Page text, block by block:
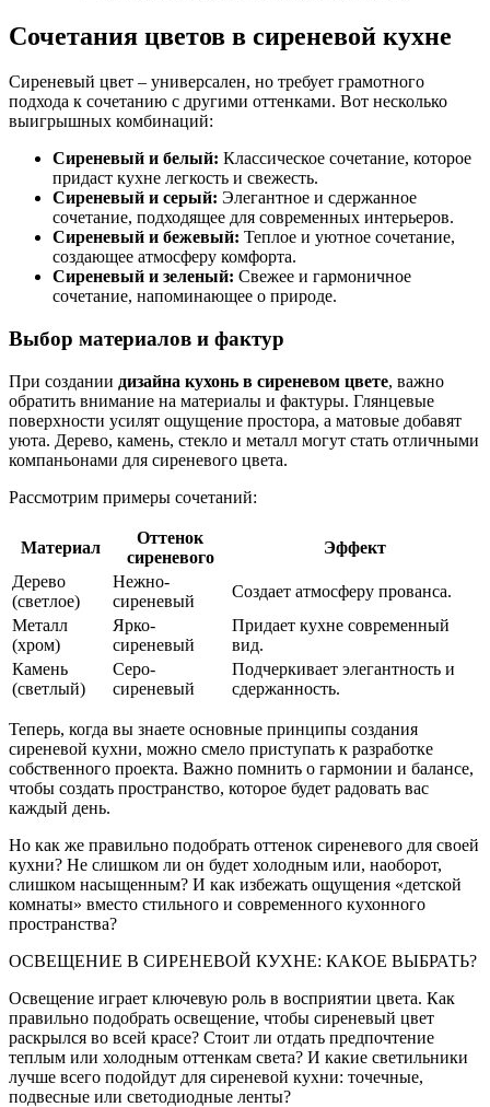
Сочетания цветов в сиреневой кухне
Сиреневый цвет – универсален, но требует грамотного
подхода к сочетанию с другими оттенками. Вот несколько
выигрышных комбинаций:
Сиреневый и белый: Классическое сочетание, которое
придаст кухне легкость и свежесть.
Сиреневый и серый: Элегантное и сдержанное
сочетание, подходящее для современных интерьеров.
Сиреневый и бежевый: Теплое и уютное сочетание,
создающее атмосферу комфорта.
Сиреневый и зеленый: Свежее и гармоничное
сочетание, напоминающее о природе.
Выбор материалов и фактур
При создании дизайна кухонь в сиреневом цвете, важно
обратить внимание на материалы и фактуры. Глянцевые
поверхности усилят ощущение простора, а матовые добавят
уюта. Дерево, камень, стекло и металл могут стать отличными
компаньонами для сиреневого цвета.
Рассмотрим примеры сочетаний:
Материал
Оттенок
сиреневого
Эффект
Дерево
(светлое)
Нежно-
сиреневый
Создает атмосферу прованса.
Металл
(хром)
Ярко-
сиреневый
Придает кухне современный
вид.
Камень
(светлый)
Серо-
сиреневый
Подчеркивает элегантность и
сдержанность.
Теперь, когда вы знаете основные принципы создания
сиреневой кухни, можно смело приступать к разработке
собственного проекта. Важно помнить о гармонии и балансе,
чтобы создать пространство, которое будет радовать вас
каждый день.
Но как же правильно подобрать оттенок сиреневого для своей
кухни? Не слишком ли он будет холодным или, наоборот,
слишком насыщенным? И как избежать ощущения «детской
комнаты» вместо стильного и современного кухонного
пространства?
ОСВЕЩЕНИЕ В СИРЕНЕВОЙ КУХНЕ: КАКОЕ ВЫБРАТЬ?
Освещение играет ключевую роль в восприятии цвета. Как
правильно подобрать освещение, чтобы сиреневый цвет
раскрылся во всей красе? Стоит ли отдать предпочтение
теплым или холодным оттенкам света? И какие светильники
лучше всего подойдут для сиреневой кухни: точечные,
подвесные или светодиодные ленты?